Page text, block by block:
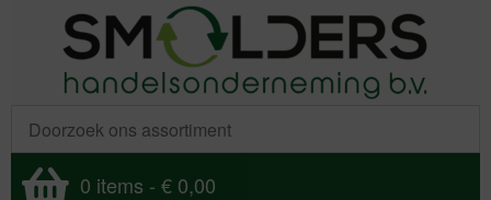
0 items - € 0,00